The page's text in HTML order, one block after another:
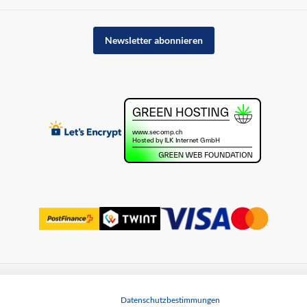
Newsletter abonnieren
Datenschutzbestimmungen